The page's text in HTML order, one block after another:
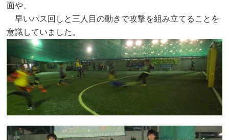
面や、
早いパス回しと三人目の動きで攻撃を組み立てることを
意識していました。